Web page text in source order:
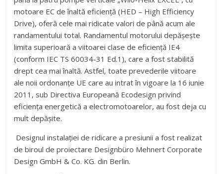
motoare EC de înaltă eficiență (HED – High Efficiency
Drive), oferă cele mai ridicate valori de până acum ale
randamentului total. Randamentul motorului depășește
limita superioară a viitoarei clase de eficiență IE4
(conform IEC TS 60034-31 Ed.1), care a fost stabilită
drept cea mai înaltă. Astfel, toate prevederile viitoare
ale noii ordonanțe UE care au intrat în vigoare la 16 iunie
2011, sub Directiva Europeană Ecodesign privind
eficiența energetică a electromotoarelor, au fost deja cu
mult depășite.
Designul instalației de ridicare a presiunii a fost realizat
de biroul de proiectare Designbüro Mehnert Corporate
Design GmbH & Co. KG. din Berlin.